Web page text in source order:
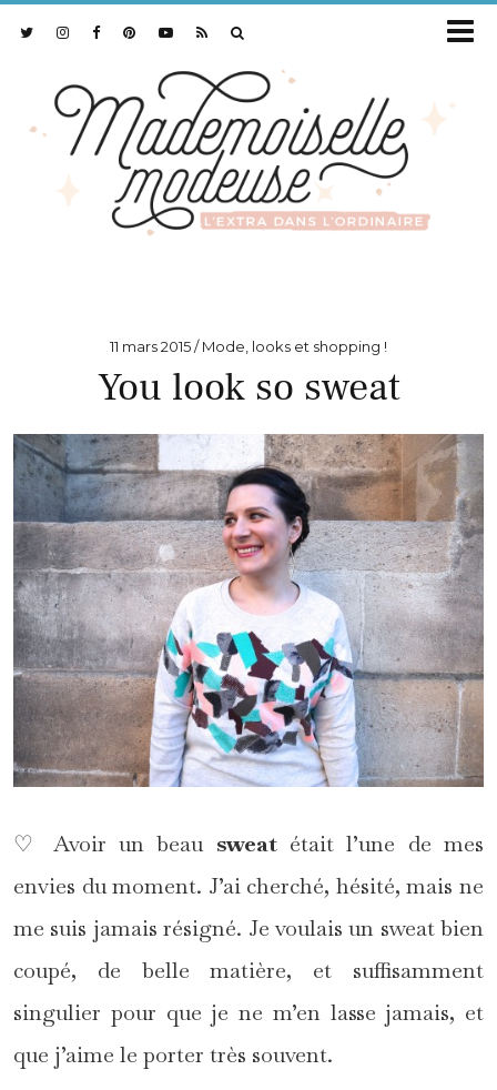
11 mars 2015 Mode, looks et shopping !
You look so sweat
♡ Avoir un beau sweatétait l’une de mes
envies du moment. J’ai cherché, hésité, mais ne
me suis jamais résigné. Je voulais un sweat bien
coupé, de belle matière, et suffisamment
singulier pour que je ne m’en lasse jamais, et
que j’aime le porter très souvent.